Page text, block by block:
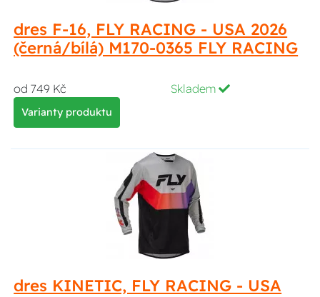
dres F-16, FLY RACING - USA 2026
(černá/bílá) M170-0365 FLY RACING
od 749 Kč Skladem
Varianty produktu
dres KINETIC, FLY RACING - USA